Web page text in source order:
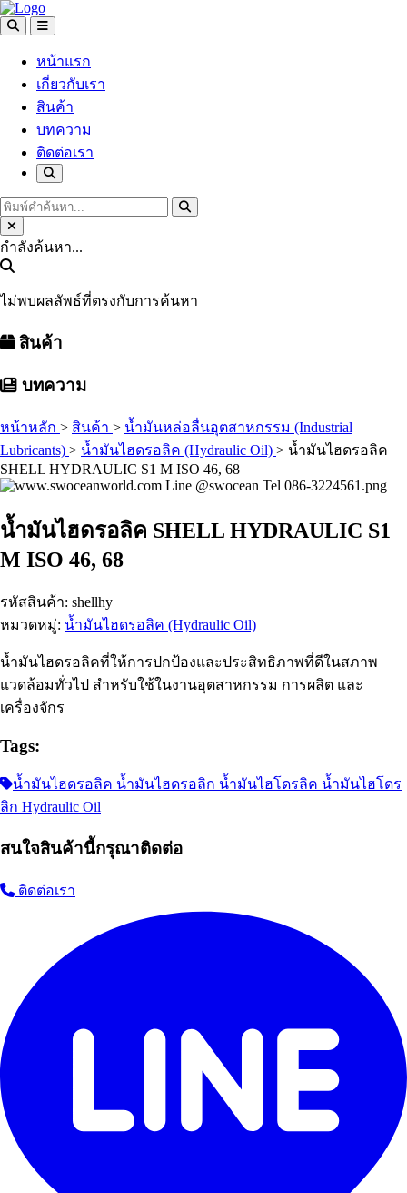
หน้าแรก
เกี่ยวกับเรา
สินค้า
บทความ
ติดต่อเรา
กำลังค้นหา...
ไม่พบผลลัพธ์ที่ตรงกับการค้นหา
สินค้า
บทความ
หน้าหลัก > สินค้า > น้ำมันหล่อลื่นอุตสาหกรรม (Industrial
Lubricants) > น้ำมันไฮดรอลิค (Hydraulic Oil) > น้ำมันไฮดรอลิค
SHELL HYDRAULIC S1 M ISO 46, 68
น้ำมันไฮดรอลิค SHELL HYDRAULIC S1
M ISO 46, 68
รหัสสินค้า: shellhy
หมวดหมู่: น้ำมันไฮดรอลิค (Hydraulic Oil)
น้ำมันไฮดรอลิคที่ให้การปกป้องและประสิทธิภาพที่ดีในสภาพ
แวดล้อมทั่วไป สำหรับใช้ในงานอุตสาหกรรม การผลิต และ
เครื่องจักร
Tags:
น้ำมันไฮดรอลิค น้ำมันไฮดรอลิก น้ำมันไฮโดรลิค น้ำมันไฮโดร
ลิก Hydraulic Oil
สนใจสินค้านี้กรุณาติดต่อ
ติดต่อเรา